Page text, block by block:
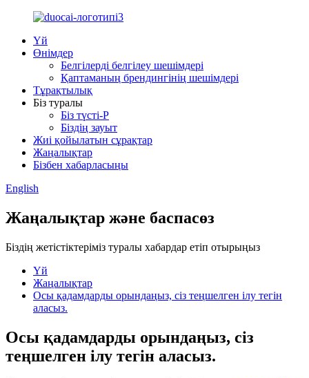
Үй
Өнімдер
Белгілерді белгілеу шешімдері
Қаптаманың брендингінің шешімдері
Тұрақтылық
Біз туралы
Біз түсті-P
Біздің зауыт
Жиі қойылатын сұрақтар
Жаңалықтар
Бізбен хабарласыңы
English
Жаңалықтар және баспасөз
Біздің жетістіктеріміз туралы хабардар етіп отырыңыз
Үй
Жаңалықтар
Осы қадамдарды орындаңыз, сіз теңшелген ілу тегін
аласыз.
Осы қадамдарды орындаңыз, сіз
теңшелген ілу тегін аласыз.